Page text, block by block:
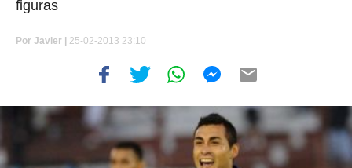
figuras
Por Javier | 25-02-2013 23:10